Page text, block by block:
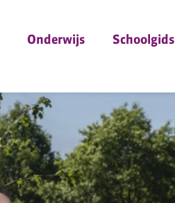
Onderwijs Schoolgids